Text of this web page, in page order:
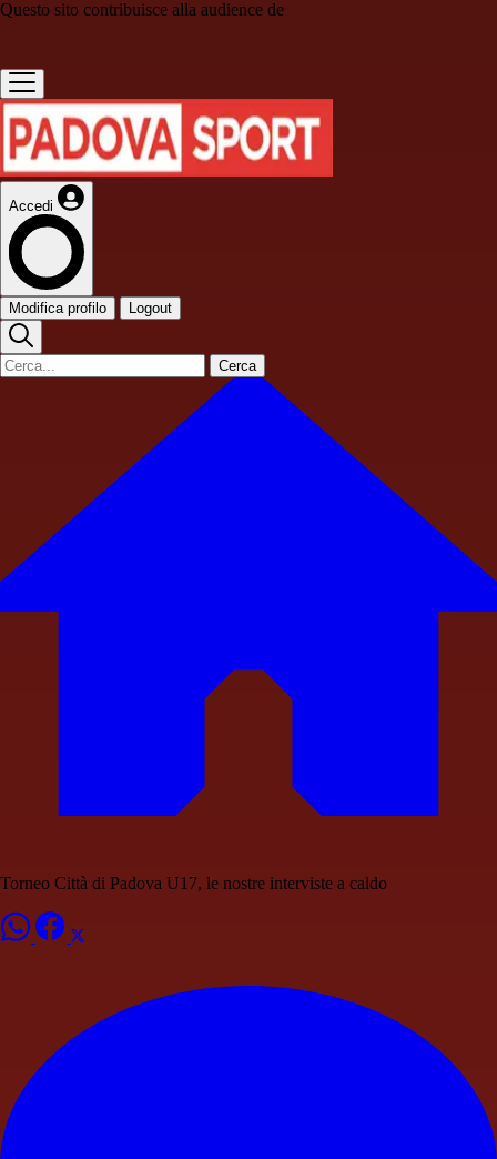
Questo sito contribuisce alla audience de
Accedi
Modifica profilo Logout
Cerca
Torneo Città di Padova U17, le nostre interviste a caldo